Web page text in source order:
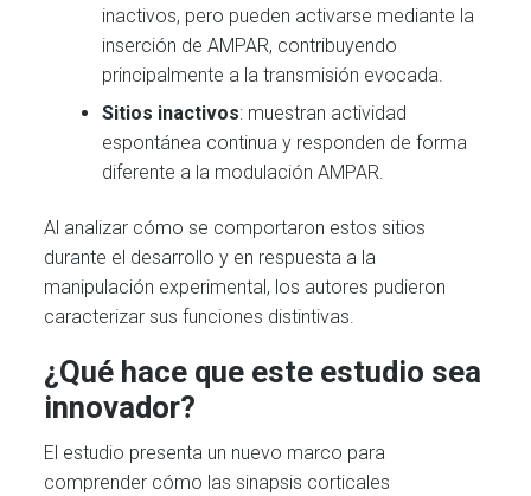
inactivos, pero pueden activarse mediante la
inserción de AMPAR, contribuyendo
principalmente a la transmisión evocada.
Sitios inactivos: muestran actividad
espontánea continua y responden de forma
diferente a la modulación AMPAR.
Al analizar cómo se comportaron estos sitios
durante el desarrollo y en respuesta a la
manipulación experimental, los autores pudieron
caracterizar sus funciones distintivas.
¿Qué hace que este estudio sea
innovador?
El estudio presenta un nuevo marco para
comprender cómo las sinapsis corticales